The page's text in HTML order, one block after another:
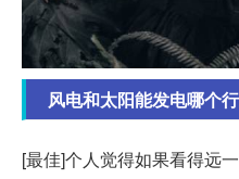
风电和太阳能发电哪个
[最佳]个人觉得如果看得远